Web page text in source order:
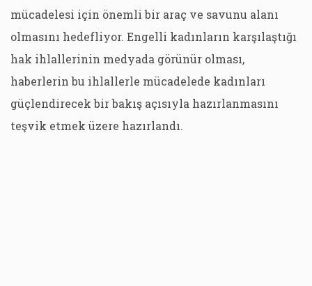
mücadelesi için önemli bir araç ve savunu alanı
olmasını hedefliyor. Engelli kadınların karşılaştığı
hak ihlallerinin medyada görünür olması,
haberlerin bu ihlallerle mücadelede kadınları
güçlendirecek bir bakış açısıyla hazırlanmasını
teşvik etmek üzere hazırlandı.